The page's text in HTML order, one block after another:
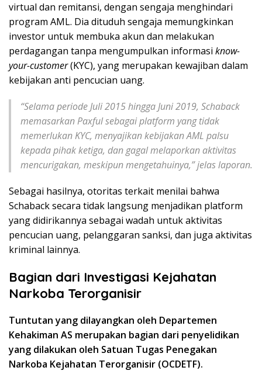
virtual dan remitansi, dengan sengaja menghindari
program AML. Dia dituduh sengaja memungkinkan
investor untuk membuka akun dan melakukan
perdagangan tanpa mengumpulkan informasi know-
your-customer(KYC), yang merupakan kewajiban dalam
kebijakan anti pencucian uang.
“Selama periode Juli 2015 hingga Juni 2019, Schaback
memasarkan Paxful sebagai platform yang tidak
memerlukan KYC, menyajikan kebijakan AML palsu
kepada pihak ketiga, dan gagal melaporkan aktivitas
mencurigakan, meskipun mengetahuinya,” jelas laporan.
Sebagai hasilnya, otoritas terkait menilai bahwa
Schaback secara tidak langsung menjadikan platform
yang didirikannya sebagai wadah untuk aktivitas
pencucian uang, pelanggaran sanksi, dan juga aktivitas
kriminal lainnya.
Bagian dari Investigasi Kejahatan
Narkoba Terorganisir
Tuntutan yang dilayangkan oleh Departemen
Kehakiman AS merupakan bagian dari penyelidikan
yang dilakukan oleh Satuan Tugas Penegakan
Narkoba Kejahatan Terorganisir (OCDETF).